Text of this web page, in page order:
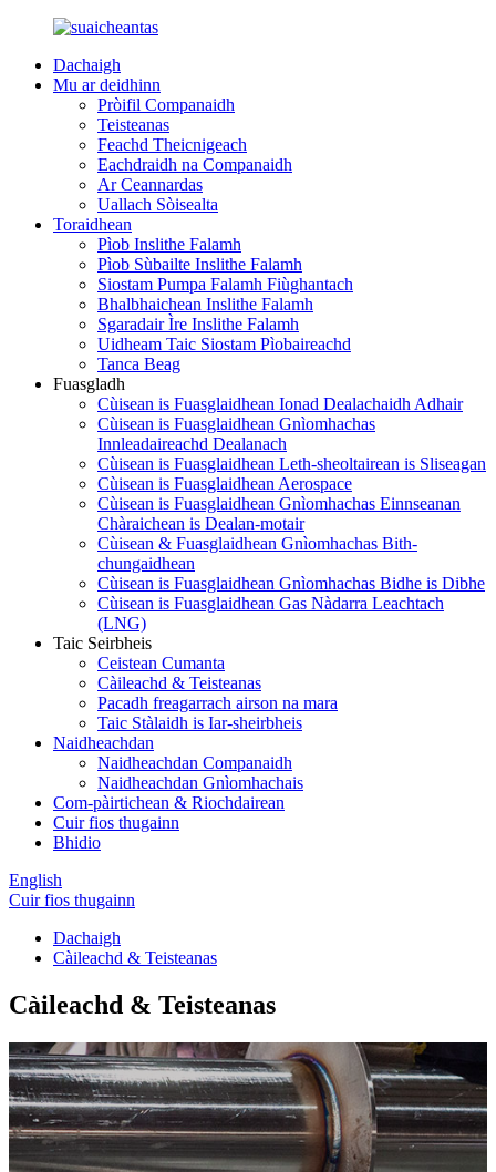
Dachaigh
Mu ar deidhinn
Pròifil Companaidh
Teisteanas
Feachd Theicnigeach
Eachdraidh na Companaidh
Ar Ceannardas
Uallach Sòisealta
Toraidhean
Pìob Inslithe Falamh
Pìob Sùbailte Inslithe Falamh
Siostam Pumpa Falamh Fiùghantach
Bhalbhaichean Inslithe Falamh
Sgaradair Ìre Inslithe Falamh
Uidheam Taic Siostam Pìobaireachd
Tanca Beag
Fuasgladh
Cùisean is Fuasglaidhean Ionad Dealachaidh Adhair
Cùisean is Fuasglaidhean Gnìomhachas
Innleadaireachd Dealanach
Cùisean is Fuasglaidhean Leth-sheoltairean is Sliseagan
Cùisean is Fuasglaidhean Aerospace
Cùisean is Fuasglaidhean Gnìomhachas Einnseanan
Chàraichean is Dealan-motair
Cùisean & Fuasglaidhean Gnìomhachas Bith-
chungaidhean
Cùisean is Fuasglaidhean Gnìomhachas Bidhe is Dibhe
Cùisean is Fuasglaidhean Gas Nàdarra Leachtach
(LNG)
Taic Seirbheis
Ceistean Cumanta
Càileachd & Teisteanas
Pacadh freagarrach airson na mara
Taic Stàlaidh is Iar-sheirbheis
Naidheachdan
Naidheachdan Companaidh
Naidheachdan Gnìomhachais
Com-pàirtichean & Riochdairean
Cuir fios thugainn
Bhidio
English
Cuir fios thugainn
Dachaigh
Càileachd & Teisteanas
Càileachd & Teisteanas